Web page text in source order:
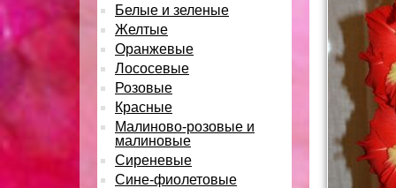
Белые и зеленые
Желтые
Оранжевые
Лососевые
Розовые
Красные
Малиново-розовые и
малиновые
Сиреневые
Сине-фиолетовые